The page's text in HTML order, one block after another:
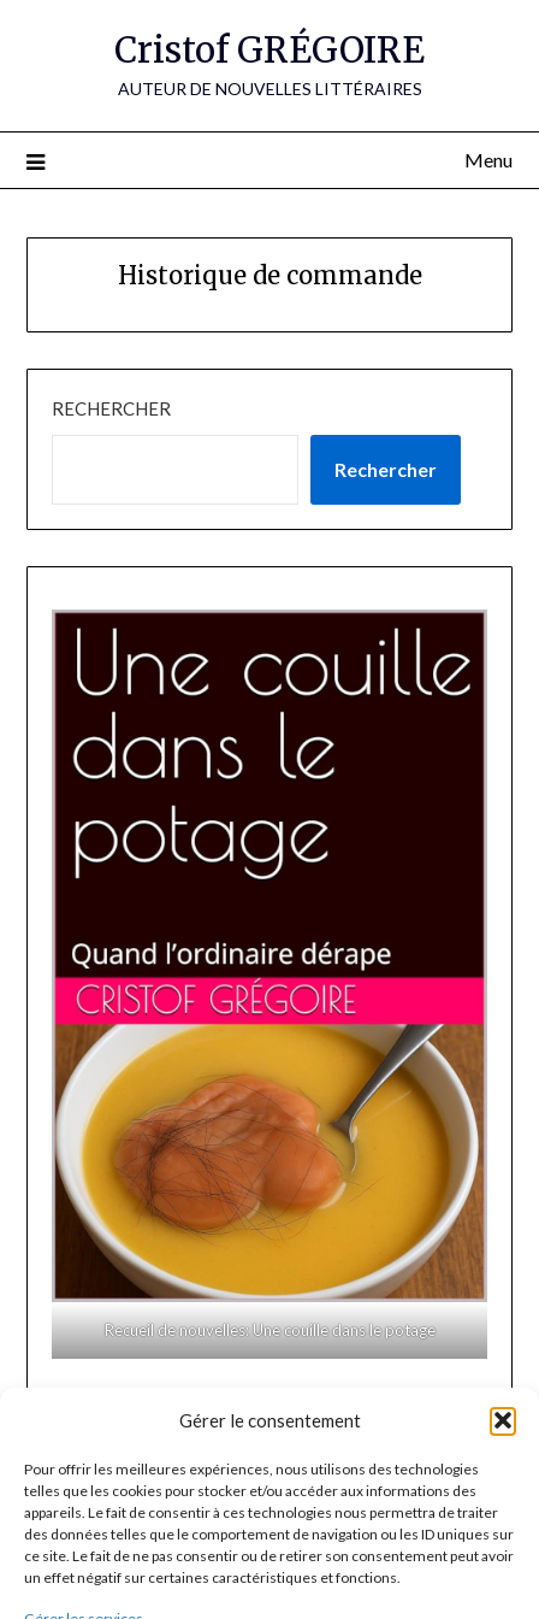
Gérer le consentement
Pour offrir les meilleures expériences, nous utilisons des technologies
telles que les cookies pour stocker et/ou accéder aux informations des
appareils. Le fait de consentir à ces technologies nous permettra de traiter
des données telles que le comportement de navigation ou les ID uniques sur
ce site. Le fait de ne pas consentir ou de retirer son consentement peut avoir
un effet négatif sur certaines caractéristiques et fonctions.
Cristof GRÉGOIRE
AUTEUR DE NOUVELLES LITTÉRAIRES
Menu
Historique de commande
RECHERCHER
Rechercher
Recueil de nouvelles: Une couille dans le potage
Page blanche
Ma Poubelle Histoire